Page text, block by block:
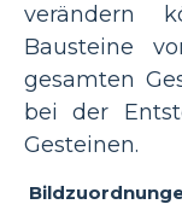
verändern
Bausteine
gesamten
bei der
Gesteinen.